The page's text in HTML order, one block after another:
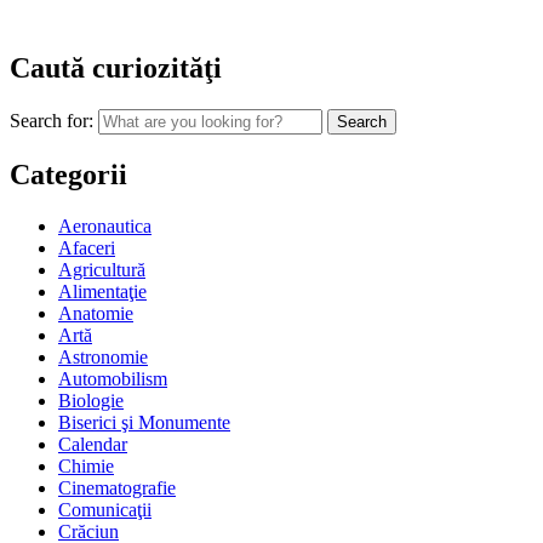
Caută curiozităţi
Search for:
Categorii
Aeronautica
Afaceri
Agricultură
Alimentaţie
Anatomie
Artă
Astronomie
Automobilism
Biologie
Biserici şi Monumente
Calendar
Chimie
Cinematografie
Comunicaţii
Crăciun